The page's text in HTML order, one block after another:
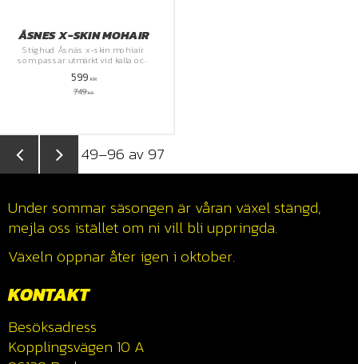
ÅSNES X-SKIN MOHAIR
Stighud Åsnäs x-skin mohiair
som passar utmärkt vid kalla och
599 KR
749KR
49–96 av 97
Under sommar säsongen är våran växel stängd,
mejla oss istället om ni vill bli uppringda.
Växeln öppnar åter igen i oktober.
KONTAKT
Besöksadress
Kopplingsvägen 10 A